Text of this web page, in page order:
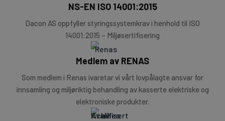
NS-EN ISO 14001:2015
Dacon AS oppfyller styringssystemkrav i henhold til ISO
14001:2015 – Miljøsertifisering
Medlem av RENAS
Som medlem i Renas ivaretar vi vårt lovpålagte ansvar for
innsamling og miljøriktig behandling av kasserte elektriske og
elektroniske produkter.